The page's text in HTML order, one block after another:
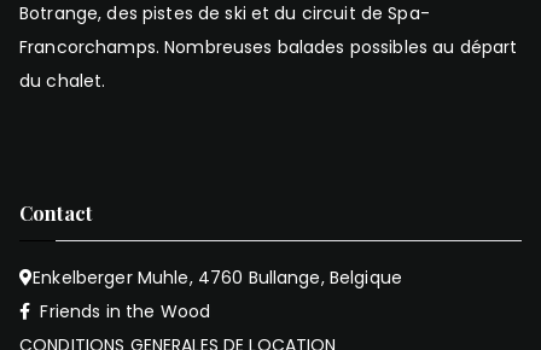
Botrange, des pistes de ski et du circuit de Spa-
Francorchamps. Nombreuses balades possibles au départ
du chalet.
Contact
Enkelberger Muhle, 4760 Bullange, Belgique
Friends in the Wood
CONDITIONS GENERALES DE LOCATION